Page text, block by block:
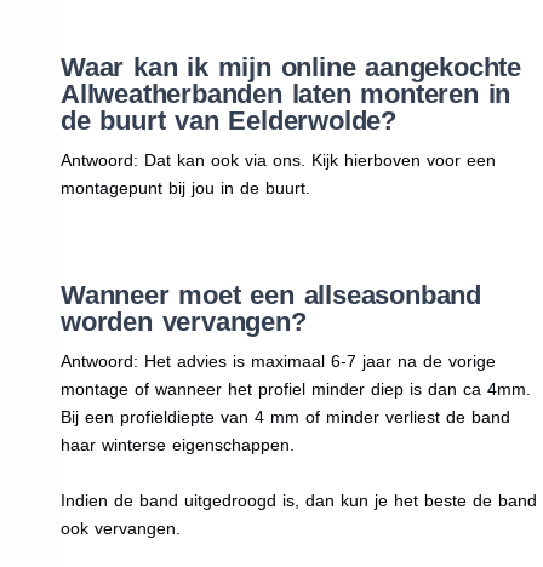
Waar kan ik mijn online aangekochte
Allweatherbanden laten monteren in
de buurt van Eelderwolde?
Antwoord: Dat kan ook via ons. Kijk hierboven voor een
montagepunt bij jou in de buurt.
Wanneer moet een allseasonband
worden vervangen?
Antwoord: Het advies is maximaal 6-7 jaar na de vorige
montage of wanneer het profiel minder diep is dan ca 4mm.
Bij een profieldiepte van 4 mm of minder verliest de band
haar winterse eigenschappen.
Indien de band uitgedroogd is, dan kun je het beste de band
ook vervangen.